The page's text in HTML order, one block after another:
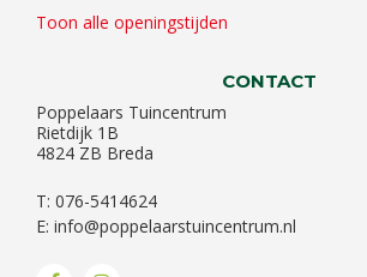
Toon alle openingstijden
CONTACT
Poppelaars Tuincentrum
Rietdijk 1B
4824 ZB Breda
T: 076-5414624
E: info@poppelaarstuincentrum.nl